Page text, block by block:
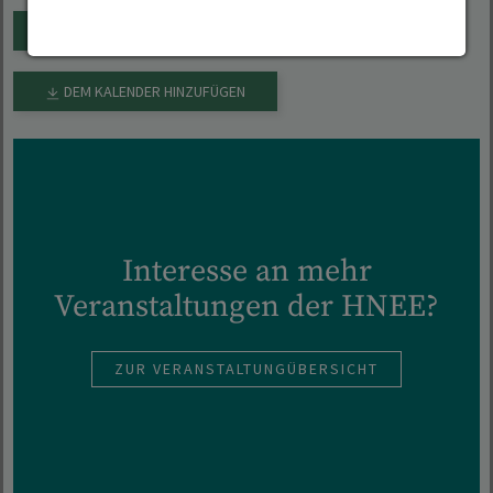
DEM KALENDER HINZUFÜGEN
Interesse an mehr
Veranstaltungen der HNEE?
ZUR VERANSTALTUNGÜBERSICHT